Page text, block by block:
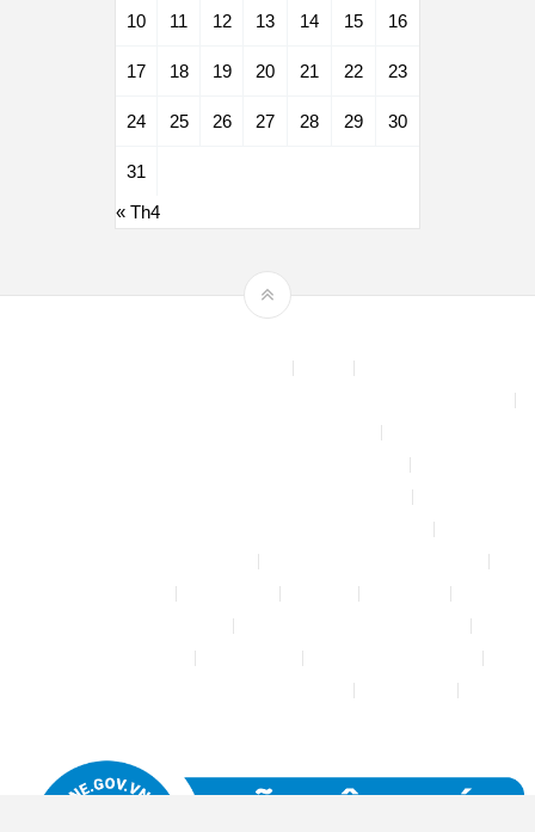
10 11 12 13 14 15 16
17 18 19 20 21 22 23
24 25 26 27 28 29 30
31
« Th4